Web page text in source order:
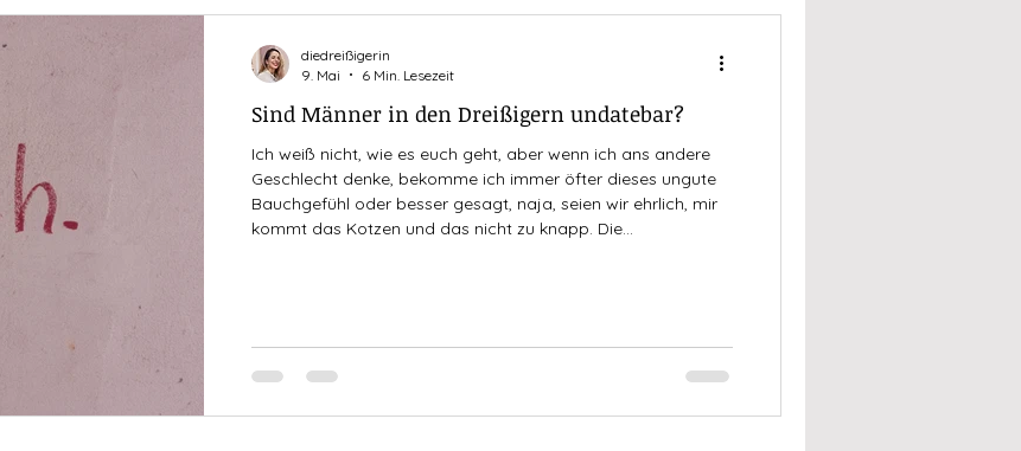
Sind Männer in den Dreißigern undatebar?
Ich weiß nicht, wie es euch geht, aber wenn ich ans andere
Geschlecht denke, bekomme ich immer öfter dieses ungute
Bauchgefühl oder besser gesagt, naja, seien wir ehrlich, mir
kommt das Kotzen und das nicht zu knapp. Die
beziehungsweise mit welchem Risikopotenzial,
diedreißigerin
9. Mai
6 Min. Lesezeit